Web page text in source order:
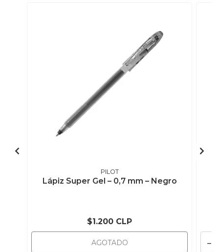
PILOT
Lápiz Super Gel – 0,7 mm – Negro
$1.200 CLP
AGOTADO -